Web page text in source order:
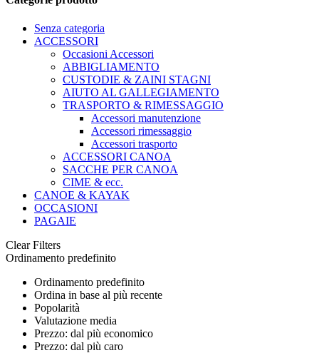
Senza categoria
ACCESSORI
Occasioni Accessori
ABBIGLIAMENTO
CUSTODIE & ZAINI STAGNI
AIUTO AL GALLEGIAMENTO
TRASPORTO & RIMESSAGGIO
Accessori manutenzione
Accessori rimessaggio
Accessori trasporto
ACCESSORI CANOA
SACCHE PER CANOA
CIME & ecc.
CANOE & KAYAK
OCCASIONI
PAGAIE
Clear Filters
Ordinamento predefinito
Ordinamento predefinito
Ordina in base al più recente
Popolarità
Valutazione media
Prezzo: dal più economico
Prezzo: dal più caro